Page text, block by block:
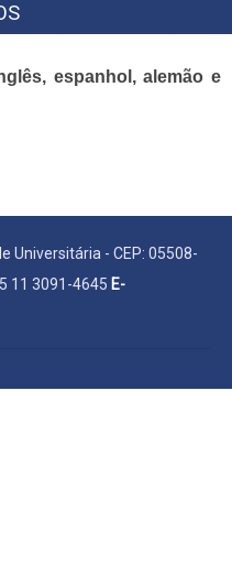
espanhol, alemão e
Universitária - CEP: 05508-
11 3091-4645 E-